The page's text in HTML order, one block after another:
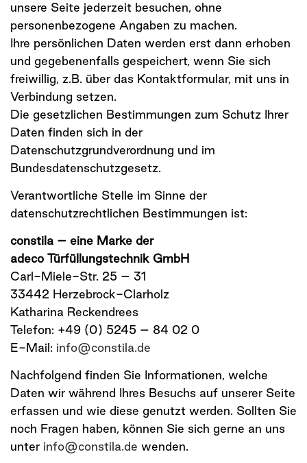
unsere Seite jederzeit besuchen, ohne
personenbezogene Angaben zu machen.
Ihre persönlichen Daten werden erst dann erhoben
und gegebenenfalls gespeichert, wenn Sie sich
freiwillig, z.B. über das Kontaktformular, mit uns in
Verbindung setzen.
Die gesetzlichen Bestimmungen zum Schutz Ihrer
Daten finden sich in der
Datenschutzgrundverordnung und im
Bundesdatenschutzgesetz.
Verantwortliche Stelle im Sinne der
datenschutzrechtlichen Bestimmungen ist:
constila – eine Marke der
adeco Türfüllungstechnik GmbH
Carl-Miele-Str. 25 – 31
33442 Herzebrock-Clarholz
Katharina Reckendrees
Telefon: +49 (0) 5245 – 84 02 0
E-Mail: info@constila.de
Nachfolgend finden Sie Informationen, welche
Daten wir während Ihres Besuchs auf unserer Seite
erfassen und wie diese genutzt werden. Sollten Sie
noch Fragen haben, können Sie sich gerne an uns
unter info@constila.de wenden.